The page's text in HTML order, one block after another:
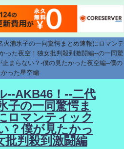
火浦氷子の一同驚愕まとめ速報にロマンテ
った夜空！独女批判殺到激闘編--の一同驚
まらない？-僕の見たかった夜空編--僕の
かった星空編-
--AKB46！--二代
子の一同驚愕ま
ロマンティック
？僕が見たかっ
批判殺到激闘編